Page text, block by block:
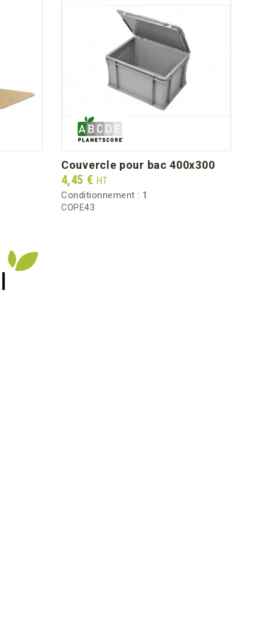
couvercle pour bac 400x300
Prix
4,45 € HT
Conditionnement : 1
COPE43